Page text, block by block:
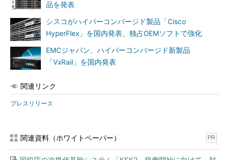
品を発表
シスコがハイパーコンバージド製品「Cisco
HyperFlex」を国内発表、独占OEMソフトで強化
EMCジャパン、ハイパーコンバージド新製品
「VxRail」を国内発表
関連リンク
プレスリリース
関連資料（ホワイトペーパー） PR